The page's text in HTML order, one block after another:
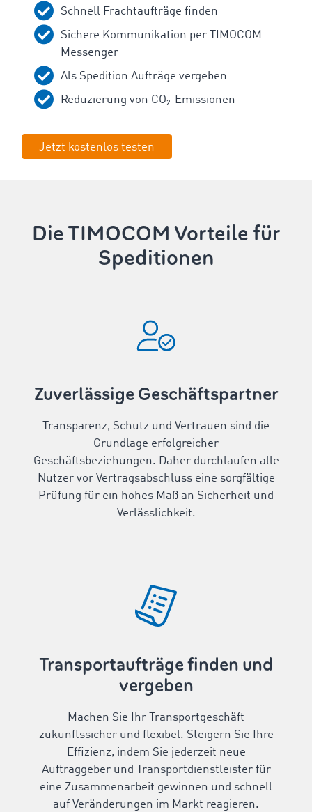
Schnell Frachtaufträge finden
Sichere Kommunikation per TIMOCOM
Messenger
Als Spedition Aufträge vergeben
Reduzierung von CO₂-Emissionen
Jetzt kostenlos testen
Die TIMOCOM Vorteile für
Speditionen
Zuverlässige Geschäftspartner
Transparenz, Schutz und Vertrauen sind die
Grundlage erfolgreicher
Geschäftsbeziehungen. Daher durchlaufen alle
Nutzer vor Vertragsabschluss eine sorgfältige
Prüfung für ein hohes Maß an Sicherheit und
Verlässlichkeit.
Transportaufträge finden und
vergeben
Machen Sie Ihr Transportgeschäft
zukunftssicher und flexibel. Steigern Sie Ihre
Effizienz, indem Sie jederzeit neue
Auftraggeber und Transportdienstleister für
eine Zusammenarbeit gewinnen und schnell
auf Veränderungen im Markt reagieren.